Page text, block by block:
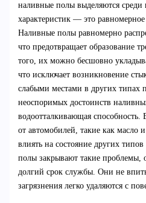
наливные полы выделяются
характеристик — это равномерное
Наливные полы равномерно
что предотвращает образование
того, их можно бесшовно
что исключает возникновение
слабыми местами в других
неоспоримых достоинств
водоотталкивающая способность.
от автомобилей, такие как масло
влиять на состояние других
полы закрывают такие проблемы,
долгий срок службы. Они не
загрязнения легко удаляются с